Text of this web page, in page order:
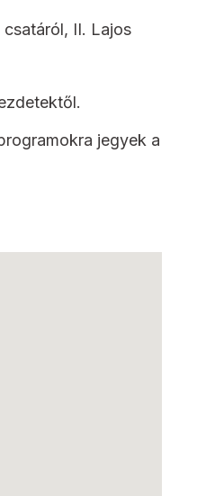
II. Lajos
jegyek a